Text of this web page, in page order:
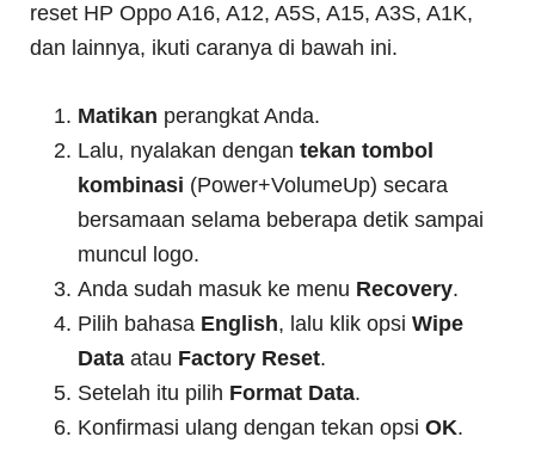
reset HP Oppo A16, A12, A5S, A15, A3S, A1K,
dan lainnya, ikuti caranya di bawah ini.
Matikan perangkat Anda.
Lalu, nyalakan dengantekan tombol
kombinasi (Power+VolumeUp) secara
bersamaan selama beberapa detik sampai
muncul logo.
Anda sudah masuk ke menu Recovery.
Pilih bahasa English, lalu klik opsiWipe
Data atau Factory Reset.
Setelah itu pilih Format Data.
Konfirmasi ulang dengan tekan opsiOK.